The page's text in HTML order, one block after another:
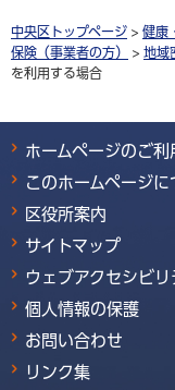
中央区トップページ > 健康
保険（事業者の方）
> 地域
を利用する場合
ホームページのご
このホームページに
区役所案内
サイトマップ
ウェブアクセシビリ
個人情報の保護
お問い合わせ
リンク集